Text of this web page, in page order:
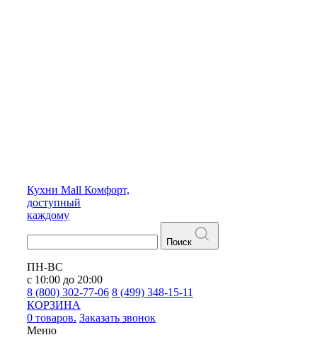
Кухни Mall Комфорт,
доступный
каждому
Поиск
ПН-ВС
с 10:00 до 20:00
8 (800) 302-77-06 8 (499) 348-15-11
КОРЗИНА
0 товаров. Заказать звонок
Меню